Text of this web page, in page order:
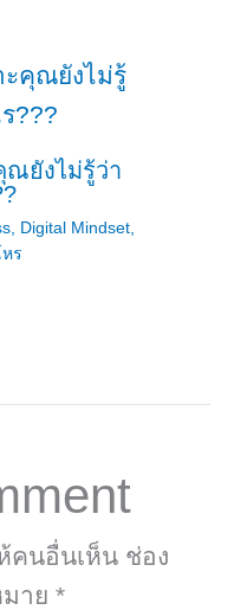
ณยังไม่รู้ว่า
, Digital Mindset,
ร
คนอื่นเห็น ช่อง
าย *